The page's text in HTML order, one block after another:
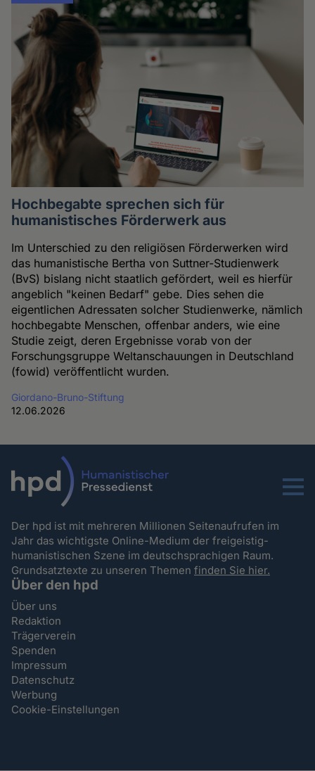
Hochbegabte sprechen sich für
humanistisches Förderwerk aus
Im Unterschied zu den religiösen Förderwerken wird
das humanistische Bertha von Suttner-Studienwerk
(BvS) bislang nicht staatlich gefördert, weil es hierfür
angeblich "keinen Bedarf" gebe. Dies sehen die
eigentlichen Adressaten solcher Studienwerke, nämlich
hochbegabte Menschen, offenbar anders, wie eine
Studie zeigt, deren Ergebnisse vorab von der
Forschungsgruppe Weltanschauungen in Deutschland
(fowid) veröffentlicht wurden.
Giordano-Bruno-Stiftung
12.06.2026
Menu
Der hpd ist mit mehreren Millionen Seitenaufrufen im
Jahr das wichtigste Online-Medium der freigeistig-
humanistischen Szene im deutschsprachigen Raum.
Grundsatztexte zu unseren Themenfinden Sie hier.
Über den hpd
Über uns
Redaktion
Trägerverein
Spenden
Impressum
Datenschutz
Werbung
Cookie-Einstellungen